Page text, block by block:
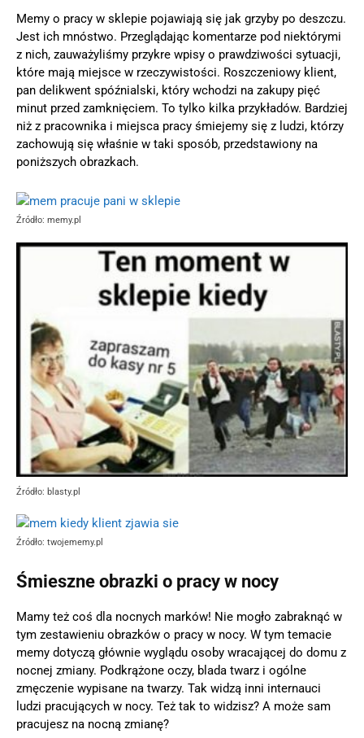
Memy o pracy w sklepie pojawiają się jak grzyby po deszczu.
Jest ich mnóstwo. Przeglądając komentarze pod niektórymi
z nich, zauważyliśmy przykre wpisy o prawdziwości sytuacji,
które mają miejsce w rzeczywistości. Roszczeniowy klient,
pan delikwent spóźnialski, który wchodzi na zakupy pięć
minut przed zamknięciem. To tylko kilka przykładów. Bardziej
niż z pracownika i miejsca pracy śmiejemy się z ludzi, którzy
zachowują się właśnie w taki sposób, przedstawiony na
poniższych obrazkach.
Źródło: memy.pl
Źródło: blasty.pl
Źródło: twojememy.pl
Śmieszne obrazki o pracy w nocy
Mamy też coś dla nocnych marków! Nie mogło zabraknąć w
tym zestawieniu obrazków o pracy w nocy. W tym temacie
memy dotyczą głównie wyglądu osoby wracającej do domu z
nocnej zmiany. Podkrążone oczy, blada twarz i ogólne
zmęczenie wypisane na twarzy. Tak widzą inni internauci
ludzi pracujących w nocy. Też tak to widzisz? A może sam
pracujesz na nocną zmianę?